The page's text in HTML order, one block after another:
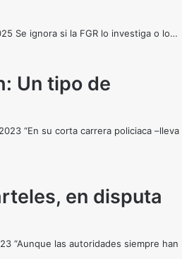
Se ignora si la FGR lo investiga o lo…
Un tipo de
“En su corta carrera policiaca –lleva
en disputa
“Aunque las autoridades siempre han